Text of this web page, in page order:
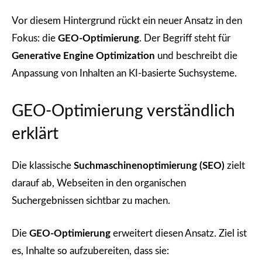
Vor diesem Hintergrund rückt ein neuer Ansatz in den
Fokus: die GEO-Optimierung. Der Begriff steht für
Generative Engine Optimization und beschreibt die
Anpassung von Inhalten an KI-basierte Suchsysteme.
GEO-Optimierung verständlich
erklärt
Die klassische Suchmaschinenoptimierung (SEO) zielt
darauf ab, Webseiten in den organischen
Suchergebnissen sichtbar zu machen.
Die GEO-Optimierung erweitert diesen Ansatz. Ziel ist
es, Inhalte so aufzubereiten, dass sie: